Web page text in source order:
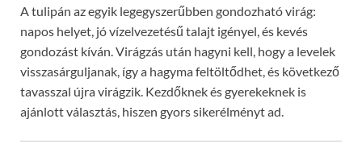
A tulipán az egyik legegyszerűbben gondozható virág:
napos helyet, jó vízelvezetésű talajt igényel, és kevés
gondozást kíván. Virágzás után hagyni kell, hogy a levelek
visszasárguljanak, így a hagyma feltöltődhet, és következő
tavasszal újra virágzik. Kezdőknek és gyerekeknek is
ajánlott választás, hiszen gyors sikerélményt ad.